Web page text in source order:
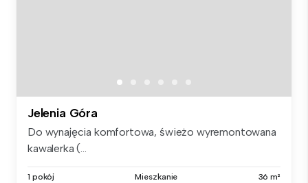
Jelenia Góra
Do wynajęcia komfortowa, świeżo wyremontowana
kawalerka (...
1 pokój Mieszkanie 36 m²